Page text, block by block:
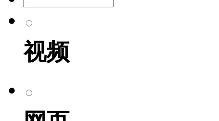
视频